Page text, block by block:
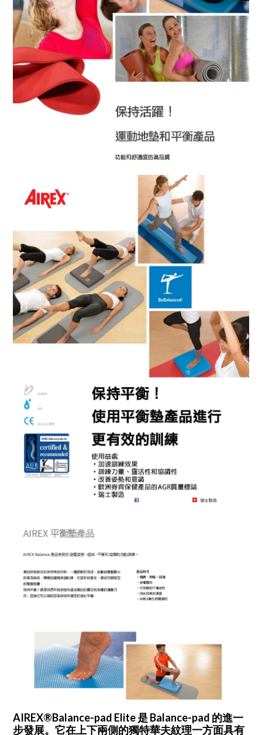
AIREX®Balance-pad Elite 是 Balance-pad 的進一
步發展。它在上下兩側的獨特華夫紋理一方面具有